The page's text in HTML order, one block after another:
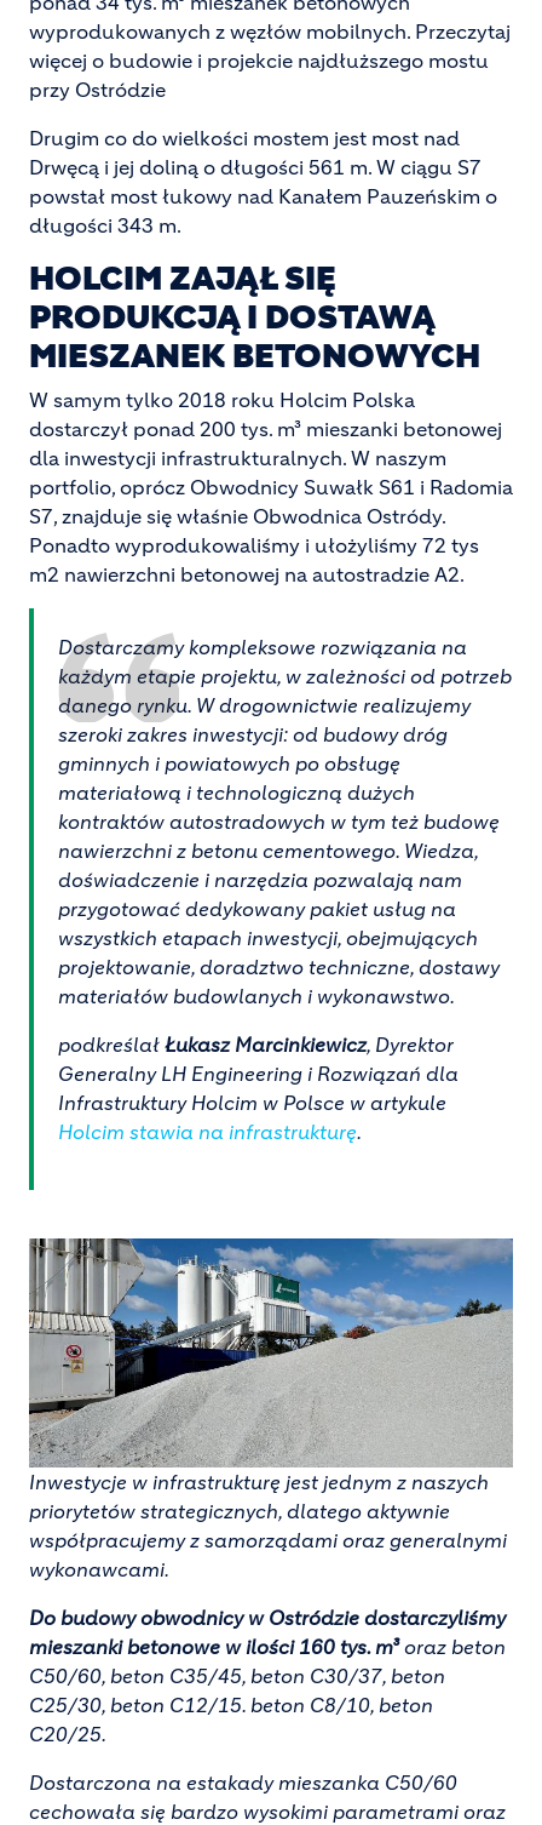
wyprodukowanych z węzłów mobilnych. Przeczytaj
więcej o budowie i projekcie najdłuższego mostu
przy Ostródzie
Drugim co do wielkości mostem jest most nad
Drwęcą i jej doliną o długości 561 m. W ciągu S7
powstał most łukowy nad Kanałem Pauzeńskim o
długości 343 m.
HOLCIM ZAJĄŁ SIĘ
PRODUKCJĄ I DOSTAWĄ
MIESZANEK BETONOWYCH
W samym tylko 2018 roku Holcim Polska
dostarczył ponad 200 tys. m³ mieszanki betonowej
dla inwestycji infrastrukturalnych. W naszym
portfolio, oprócz Obwodnicy Suwałk S61 i Radomia
S7, znajduje się właśnie Obwodnica Ostródy.
Ponadto wyprodukowaliśmy i ułożyliśmy 72 tys
m2 nawierzchni betonowej na autostradzie A2.
Dostarczamy kompleksowe rozwiązania na
każdym etapie projektu, w zależności od potrzeb
danego rynku. W drogownictwie realizujemy
szeroki zakres inwestycji: od budowy dróg
gminnych i powiatowych po obsługę
materiałową i technologiczną dużych
kontraktów autostradowych w tym też budowę
nawierzchni z betonu cementowego. Wiedza,
doświadczenie i narzędzia pozwalają nam
przygotować dedykowany pakiet usług na
wszystkich etapach inwestycji, obejmujących
projektowanie, doradztwo techniczne, dostawy
materiałów budowlanych i wykonawstwo.
podkreślał Łukasz Marcinkiewicz, Dyrektor
Generalny LH Engineering i Rozwiązań dla
Infrastruktury Holcim w Polsce w artykule
Holcim stawia na infrastrukturę.
Inwestycje w infrastrukturę jest jednym z naszych
priorytetów strategicznych, dlatego aktywnie
współpracujemy z samorządami oraz generalnymi
wykonawcami.
Do budowy obwodnicy w Ostródzie dostarczyliśmy
mieszanki betonowe w ilości 160 tys. m³oraz beton
C50/60, beton C35/45, beton C30/37, beton
C25/30, beton C12/15. beton C8/10, beton
C20/25.
Dostarczona na estakady mieszanka C50/60
cechowała się bardzo wysokimi parametrami oraz